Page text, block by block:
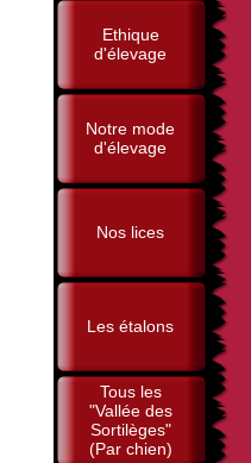
Ethique
d'élevage
Notre mode
d'élevage
Nos lices
Les étalons
Tous les
"Vallée des
Sortilèges"
(Par chien)